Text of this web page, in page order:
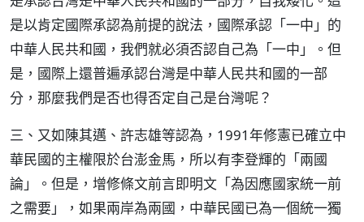
是以肯定國際承認為前提的說法，國際承認「一中」的
中華人民共和國，我們就必須否認自己為「一中」。但
是，國際上還普遍承認台灣是中華人民共和國的一部
分，那麼我們是否也得否定自己是台灣呢？
三、又如陳其邁、許志雄等認為，1991年修憲已確立中
華民國的主權限於台澎金馬，所以有李登輝的「兩國
論」。但是，增修條文前言即明文「為因應國家統一前
之需要」，如果兩岸為兩國，中華民國已為一個統一獨